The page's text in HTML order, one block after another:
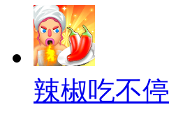
辣椒吃不停